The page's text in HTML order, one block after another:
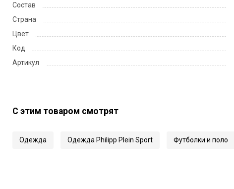
Состав
Страна
Цвет
Код
Артикул
С этим товаром смотрят
Одежда Одежда Philipp Plein Sport Футболки и поло